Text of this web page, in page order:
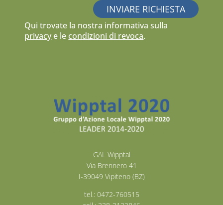
Qui trovate la nostra informativa sulla
privacy e le condizioni di revoca.
GAL Wipptal
Via Brennero 41
I-39049 Vipiteno (BZ)
tel.: 0472-760515